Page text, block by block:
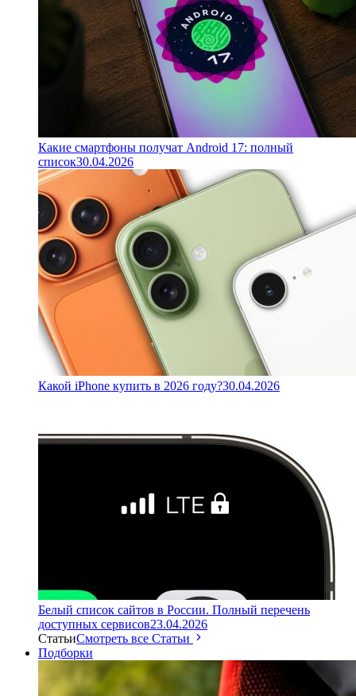
Какие смартфоны получат Android 17: полный
список30.04.2026
Какой iPhone купить в 2026 году?30.04.2026
Белый список сайтов в России. Полный перечень
доступных сервисов23.04.2026
СтатьиСмотреть все Статьи
Подборки